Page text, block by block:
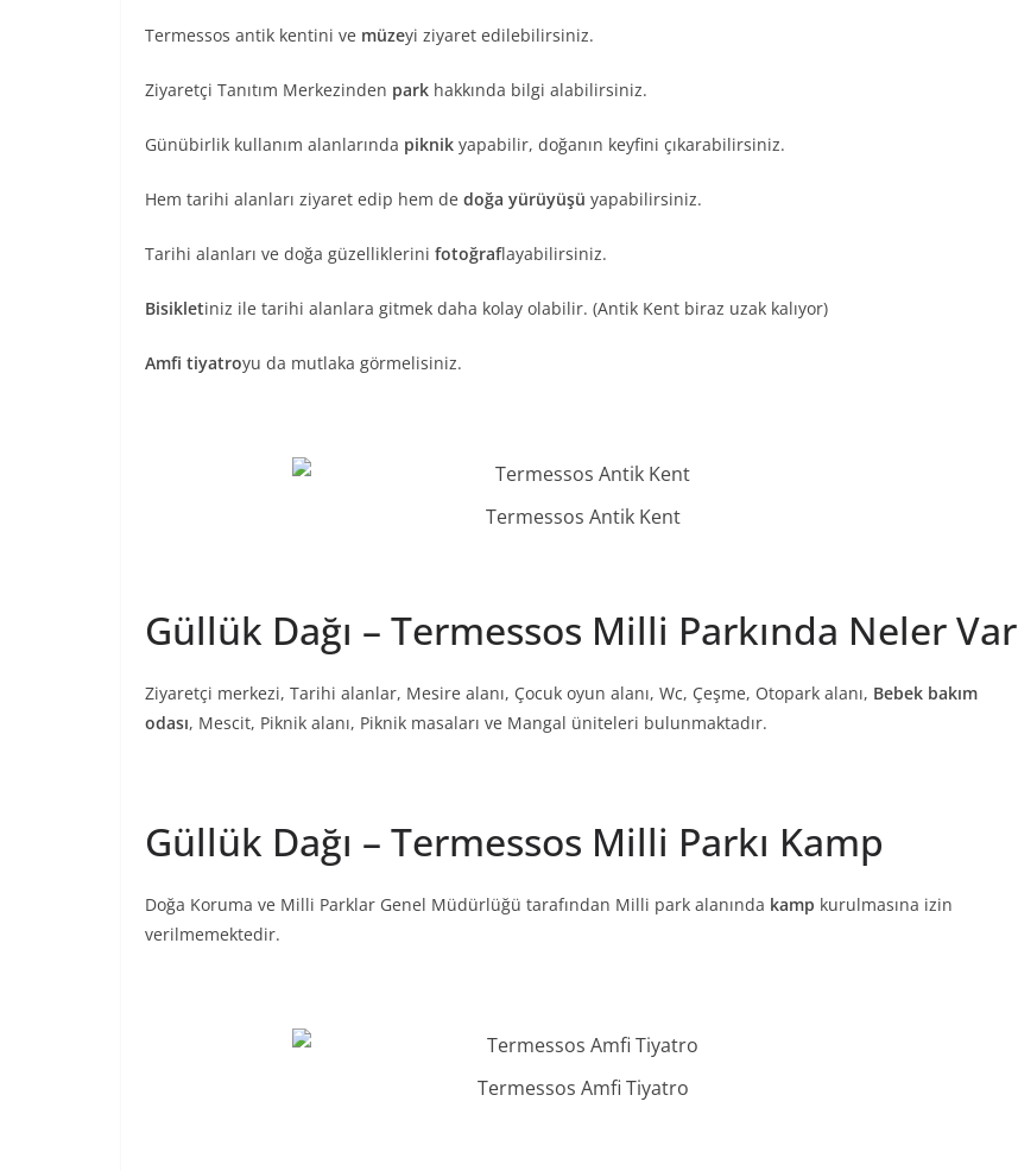
Termessos antik kentini ve müzeyi ziyaret edilebilirsiniz.
Ziyaretçi Tanıtım Merkezinden park hakkında bilgi alabilirsiniz.
Günübirlik kullanım alanlarında piknik yapabilir, doğanın keyfini çıkarabilirsiniz.
Hem tarihi alanları ziyaret edip hem de doğa yürüyüşü yapabilirsiniz.
Tarihi alanları ve doğa güzelliklerini fotoğraflayabilirsiniz.
Bisikletiniz ile tarihi alanlara gitmek daha kolay olabilir. (Antik Kent biraz uzak kalıyor)
Amfi tiyatroyu da mutlaka görmelisiniz.
Termessos Antik Kent
Güllük Dağı – Termessos Milli Parkında Neler Var
Ziyaretçi merkezi, Tarihi alanlar, Mesire alanı, Çocuk oyun alanı, Wc, Çeşme, Otopark alanı, Bebek bakım
odası, Mescit, Piknik alanı, Piknik masaları ve Mangal üniteleri bulunmaktadır.
Güllük Dağı – Termessos Milli Parkı Kamp
Doğa Koruma ve Milli Parklar Genel Müdürlüğü tarafından Milli park alanında kamp kurulmasına izin
verilmemektedir.
Termessos Amfi Tiyatro